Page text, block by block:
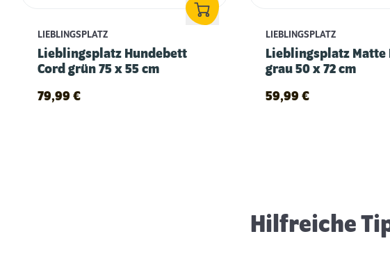
LIEBLINGSPLATZ
Lieblingsplatz Hundebett
Cord grün 75 x 55 cm
79,99 €
LIEBLINGSPLATZ
Lieblingsplatz Matte
grau 50 x 72 cm
59,99€
Hilfreiche